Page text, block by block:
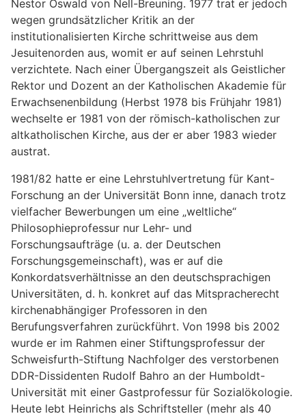
Nestor Oswald von Nell-Breuning. 1977 trat er jedoch
wegen grundsätzlicher Kritik an der
institutionalisierten Kirche schrittweise aus dem
Jesuitenorden aus, womit er auf seinen Lehrstuhl
verzichtete. Nach einer Übergangszeit als Geistlicher
Rektor und Dozent an der Katholischen Akademie für
Erwachsenenbildung (Herbst 1978 bis Frühjahr 1981)
wechselte er 1981 von der römisch-katholischen zur
altkatholischen Kirche, aus der er aber 1983 wieder
austrat.
1981/82 hatte er eine Lehrstuhlvertretung für Kant-
Forschung an der Universität Bonn inne, danach trotz
vielfacher Bewerbungen um eine „weltliche“
Philosophieprofessur nur Lehr- und
Forschungsaufträge (u. a. der Deutschen
Forschungsgemeinschaft), was er auf die
Konkordatsverhältnisse an den deutschsprachigen
Universitäten, d. h. konkret auf das Mitspracherecht
kirchenabhängiger Professoren in den
Berufungsverfahren zurückführt. Von 1998 bis 2002
wurde er im Rahmen einer Stiftungsprofessur der
Schweisfurth-Stiftung Nachfolger des verstorbenen
DDR-Dissidenten Rudolf Bahro an der Humboldt-
Universität mit einer Gastprofessur für Sozialökologie.
Heute lebt Heinrichs als Schriftsteller (mehr als 40